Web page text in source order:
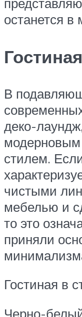
останется в
В
деко-
стилем.
чистыми
мебелью и
то это
приняли
Гостиная в
Черно-